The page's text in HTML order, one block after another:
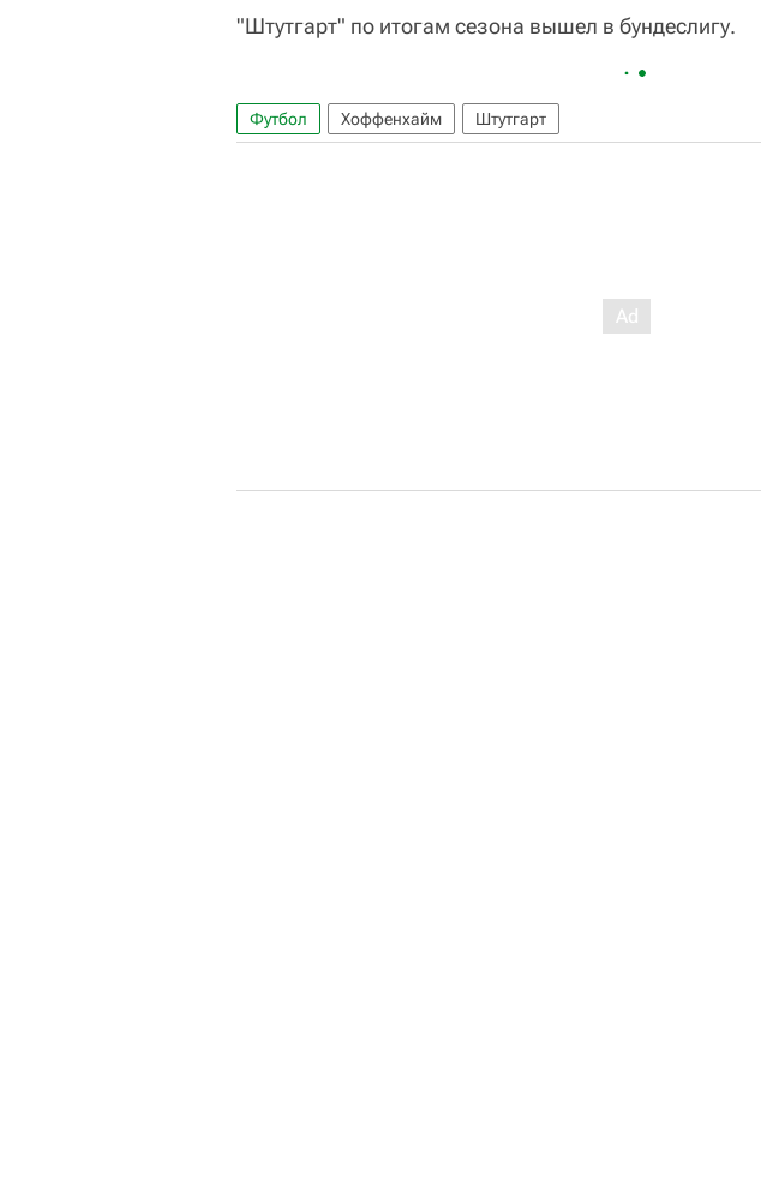
"Штутгарт" по итогам сезона вышел в бундеслигу.
Футбол Хоффенхайм Штутгарт